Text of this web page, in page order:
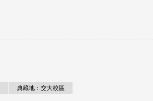
典藏地：交大校區